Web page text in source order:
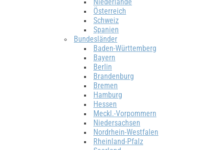
Österreich
Schweiz
Spanien
Bundesländer
Baden-Württemberg
Bayern
Berlin
Brandenburg
Bremen
Hamburg
Hessen
Meckl.-Vorpommern
Niedersachsen
Nordrhein-Westfalen
Rheinland-Pfalz